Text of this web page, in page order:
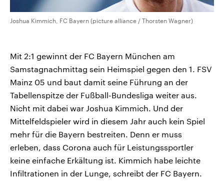
Joshua Kimmich, FC Bayern (picture alliance / Thorsten Wagner)
Mit 2:1 gewinnt der FC Bayern München am
Samstagnachmittag sein Heimspiel gegen den 1. FSV
Mainz 05 und baut damit seine Führung an der
Tabellenspitze der Fußball-Bundesliga weiter aus.
Nicht mit dabei war Joshua Kimmich. Und der
Mittelfeldspieler wird in diesem Jahr auch kein Spiel
mehr für die Bayern bestreiten. Denn er muss
erleben, dass Corona auch für Leistungssportler
keine einfache Erkältung ist. Kimmich habe leichte
Infiltrationen in der Lunge, schreibt der FC Bayern.